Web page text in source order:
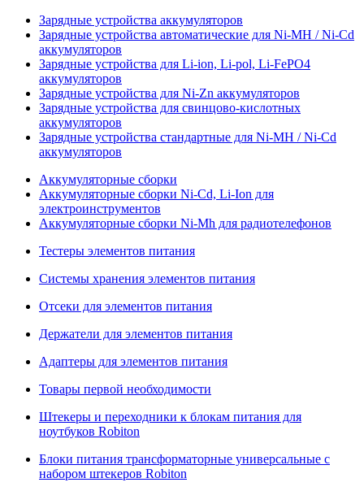
Зарядные устройства аккумуляторов
Зарядные устройства автоматические для Ni-MH / Ni-Cd
аккумуляторов
Зарядные устройства для Li-ion, Li-pol, Li-FePO4
аккумуляторов
Зарядные устройства для Ni-Zn аккумуляторов
Зарядные устройства для свинцово-кислотных
аккумуляторов
Зарядные устройства стандартные для Ni-MH / Ni-Cd
аккумуляторов
Аккумуляторные сборки
Аккумуляторные сборки Ni-Cd, Li-Ion для
электроинструментов
Аккумуляторные сборки Ni-Mh для радиотелефонов
Тестеры элементов питания
Системы хранения элементов питания
Отсеки для элементов питания
Держатели для элементов питания
Адаптеры для элементов питания
Товары первой необходимости
Штекеры и переходники к блокам питания для
ноутбуков Robiton
Блоки питания трансформаторные универсальные с
набором штекеров Robiton